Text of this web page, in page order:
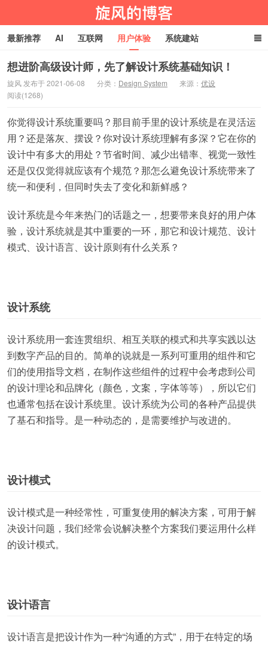
最新推荐 AI 互联网 用户体验 系统建站
编程技术 淘宝客 生活百科 玩机技巧 网址导航
想进阶高级设计师，先了解设计系统基础知识！
旋风 发布于 2021-06-08 分类： Design System 来源： 优设
阅读(1268)
你觉得设计系统重要吗？那目前手里的设计系统是在灵活运
用？还是落灰、摆设？你对设计系统理解有多深？它在你的
设计中有多大的用处？节省时间、减少出错率、视觉一致性
还是仅仅觉得就应该有个规范？那怎么避免设计系统带来了
统一和便利，但同时失去了变化和新鲜感？
设计系统是今年来热门的话题之一，想要带来良好的用户体
验，设计系统就是其中重要的一环，那它和设计规范、设计
模式、设计语言、设计原则有什么关系？
设计系统
设计系统用一套连贯组织、相互关联的模式和共享实践以达
到数字产品的目的。简单的说就是一系列可重用的组件和它
们的使用指导文档，在制作这些组件的过程中会考虑到公司
的设计理论和品牌化（颜色，文案，字体等等），所以它们
也通常包括在设计系统里。设计系统为公司的各种产品提供
了基石和指导。是一种动态的，是需要维护与改进的。
设计模式
设计模式是一种经常性，可重复使用的解决方案，可用于解
决设计问题，我们经常会说解决整个方案我们要运用什么样
的设计模式。
设计语言
设计语言是把设计作为一种“沟通的方式”，用于在特定的场